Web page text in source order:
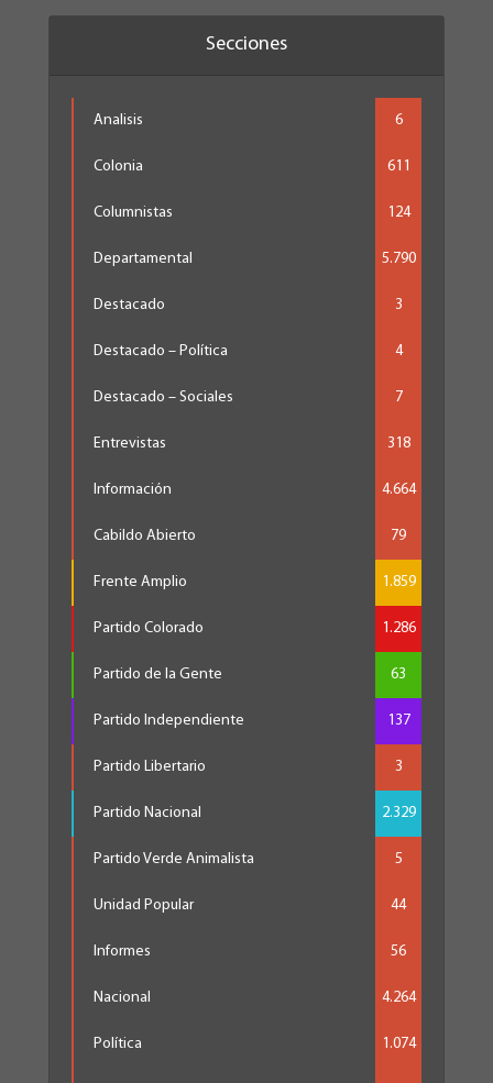
Secciones
Analisis 6
Colonia 611
Columnistas 124
Departamental 5.790
Destacado 3
Destacado – Política 4
Destacado – Sociales 7
Entrevistas 318
Información 4.664
Cabildo Abierto 79
Frente Amplio 1.859
Partido Colorado 1.286
Partido de la Gente 63
Partido Independiente 137
Partido Libertario 3
Partido Nacional 2.329
Partido Verde Animalista 5
Unidad Popular 44
Informes 56
Nacional 4.264
Política 1.074